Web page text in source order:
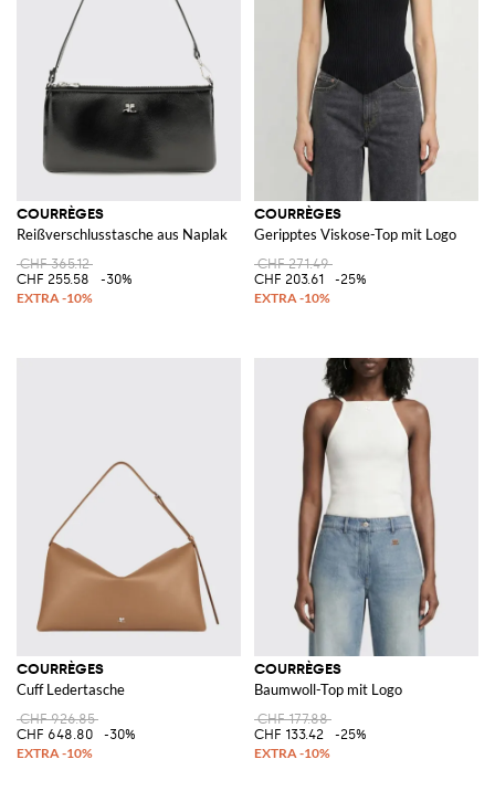
COURRÈGES
Reißverschlusstasche aus Naplak
CHF 365.12
CHF 255.58
-30%
COURRÈGES
Geripptes Viskose-Top mit Logo
CHF 271.49
CHF 203.61
-25%
COURRÈGES
Cuff Ledertasche
CHF 926.85
CHF 648.80
-30%
COURRÈGES
Baumwoll-Top mit Logo
CHF 177.88
CHF 133.42
-25%